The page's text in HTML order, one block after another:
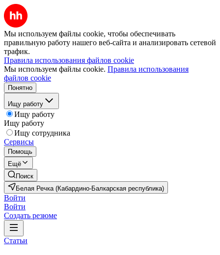
Мы используем файлы cookie, чтобы обеспечивать
правильную работу нашего веб-сайта и анализировать сетевой
трафик.
Правила использования файлов cookie
Мы используем файлы cookie. Правила использования
файлов cookie
Понятно
Ищу работу
Ищу работу
Ищу работу
Ищу сотрудника
Сервисы
Помощь
Ещё
Поиск
Белая Речка (Кабардино-Балкарская республика)
Войти
Войти
Создать резюме
Статьи